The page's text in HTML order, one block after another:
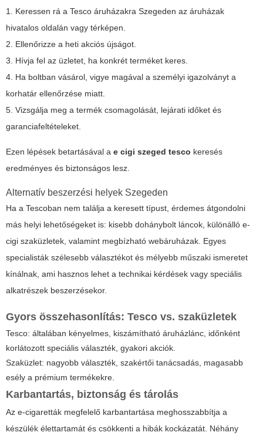
1. Keressen rá a Tesco áruházakra Szegeden az áruházak
hivatalos oldalán vagy térképen.
2. Ellenőrizze a heti akciós újságot.
3. Hívja fel az üzletet, ha konkrét terméket keres.
4. Ha boltban vásárol, vigye magával a személyi igazolványt a
korhatár ellenőrzése miatt.
5. Vizsgálja meg a termék csomagolását, lejárati időket és
garanciafeltételeket.
Ezen lépések betartásával a e cigi szeged tesco keresés
eredményes és biztonságos lesz.
Alternatív beszerzési helyek Szegeden
Ha a Tescoban nem találja a keresett típust, érdemes átgondolni
más helyi lehetőségeket is: kisebb dohánybolt láncok, különálló e-
cigi szaküzletek, valamint megbízható webáruházak. Egyes
specialisták szélesebb választékot és mélyebb műszaki ismeretet
kínálnak, ami hasznos lehet a technikai kérdések vagy speciális
alkatrészek beszerzésekor.
Gyors összehasonlítás: Tesco vs. szaküzletek
Tesco: általában kényelmes, kiszámítható áruházlánc, időnként
korlátozott speciális választék, gyakori akciók.
Szaküzlet: nagyobb választék, szakértői tanácsadás, magasabb
esély a prémium termékekre.
Karbantartás, biztonság és tárolás
Az e-cigaretták megfelelő karbantartása meghosszabbítja a
készülék élettartamát és csökkenti a hibák kockázatát. Néhány